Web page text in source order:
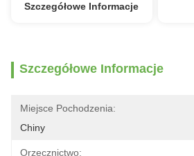
Szczegółowe Informacje
Szczegółowe Informacje
Miejsce Pochodzenia:
Chiny
Orzecznictwo: